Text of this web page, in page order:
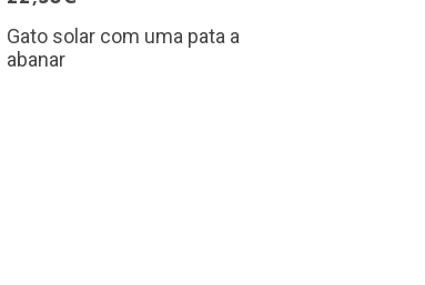
Gato solar com uma pata a
abanar